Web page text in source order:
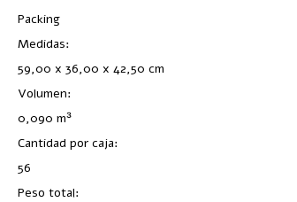
Packing
Medidas:
59,00 x 36,00 x 42,50 cm
Volumen:
0,090 m³
Cantidad por caja:
56
Peso total: